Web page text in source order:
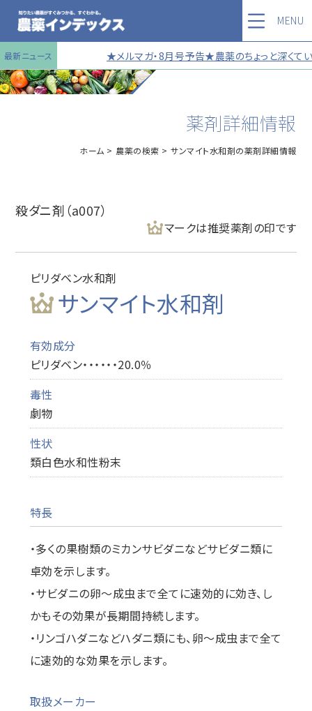
最新ニュース ★メルマガ・8月号予告★農薬のちょっと深
MENU
薬剤詳細情報
ホーム 農薬の検索 サンマイト水和剤の薬剤詳細情報
殺ダニ剤（a007）
マークは推奨薬剤の印です
ピリダベン水和剤
サンマイト水和剤
有効成分
ピリダベン・・・・・・20.0％
毒性
劇物
性状
類白色水和性粉末
特長
・多くの果樹類のミカンサビダニなどサビダニ類に
卓効を示します。
・サビダニの卵～成虫まで全てに速効的に効き、し
かもその効果が長期間持続します。
・リンゴハダニなどハダニ類にも、卵～成虫まで全て
に速効的な効果を示します。
取扱メーカー